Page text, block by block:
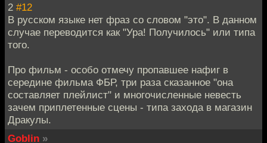
2 #12
В русском языке нет фраз со словом "это". В данном
случае переводится как "Ура! Получилось" или типа
того.
Про фильм - особо отмечу пропавшее нафиг в
середине фильма ФБР, три раза сказанное "она
составляет плейлист" и многочисленные невесть
зачем приплетенные сцены - типа захода в магазин
Дракулы.
Goblin »